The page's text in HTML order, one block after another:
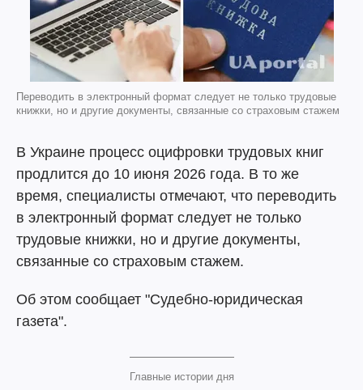
Переводить в электронный формат следует не только трудовые
книжки, но и другие документы, связанные со страховым стажем
В Украине процесс оцифровки трудовых книг
продлится до 10 июня 2026 года. В то же
время, специалисты отмечают, что переводить
в электронный формат следует не только
трудовые книжки, но и другие документы,
связанные со страховым стажем.
Об этом сообщает "Судебно-юридическая
газета".
Главные истории дня